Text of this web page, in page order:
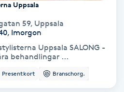
Uppsala
59, Uppsala
Imorgon
Uppsala SALONG -
behandlingar ...
Presentkort Branschorg.